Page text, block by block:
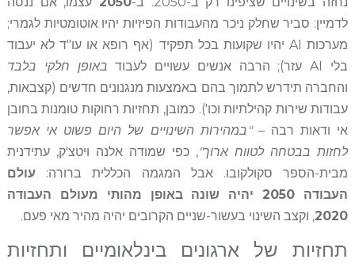
לדמיין: סביר שחלק ניכר מהעבודות הפיזיות יהיו אוטומטיות לגמרי;
מערכות AI יהיו שקועות בכל תפקיד (אף רופא או עו"ד לא יעבוד
בלי AI עזר); הרבה אנשים עשויים לעבוד
באופן חלקי בלבד
והחברה תידרש לתמוך בהם באמצעות מנגנונים חדשים (קצבאות,
עבודות שירות קהילתיות וכו'). כמובן, תחזיות רחוקות טומנות בחובן
אי ודאות רבה –"במהירות השינויים של היום פשוט אי אפשר
לחזות בבטחה לטווח ארוך", כפי שמודה אלנה ויטצ'ק, עתידנית
מבית-הספר סקולקובו. אבל המגמה הכללית ברורה: עולם
העבודה 2050 יהיה שונה באופן מהותי מעולם העבודה
2020, וקצב השינוי בעשור-שניים הקרובים יהיה מהיר מאי פעם.
תחזיות של ארגונים בינלאומיים ותחזיות